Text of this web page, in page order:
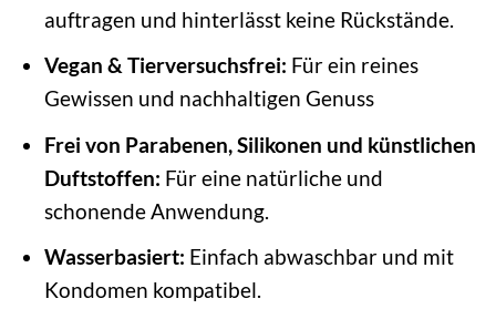
auftragen und hinterlässt keine Rückstände.
Vegan & Tierversuchsfrei: Für ein reines
Gewissen und nachhaltigen Genuss
Frei von Parabenen, Silikonen und künstlichen
Duftstoffen: Für eine natürliche und
schonende Anwendung.
Wasserbasiert: Einfach abwaschbar und mit
Kondomen kompatibel.